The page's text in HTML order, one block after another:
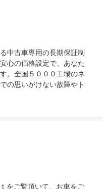
す。エンジンオイル＆エレメ
と、不具合箇所があった場合
で、ご安心下さい。
中古車専用の長期保証制
心の価格設定で、あなた
。全国５０００工場のネ
の思いがけない故障やト
をご覧頂いて、お車をご